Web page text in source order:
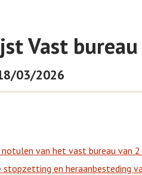
Vast
03/2026
notulen van het vast bureau van
stopzetting en heraanbesteding